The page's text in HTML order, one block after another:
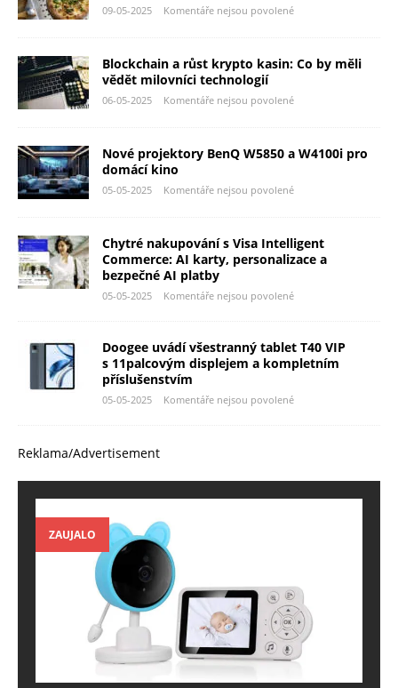
09-05-2025 Komentáře nejsou povolené
Blockchain a růst krypto kasin: Co by měli
vědět milovníci technologií
06-05-2025 Komentáře nejsou povolené
Nové projektory BenQ W5850 a W4100i pro
domácí kino
05-05-2025 Komentáře nejsou povolené
Chytré nakupování s Visa Intelligent
Commerce: AI karty, personalizace a
bezpečné AI platby
05-05-2025 Komentáře nejsou povolené
Doogee uvádí všestranný tablet T40 VIP
s 11palcovým displejem a kompletním
příslušenstvím
05-05-2025 Komentáře nejsou povolené
Reklama/Advertisement
ZAUJALO